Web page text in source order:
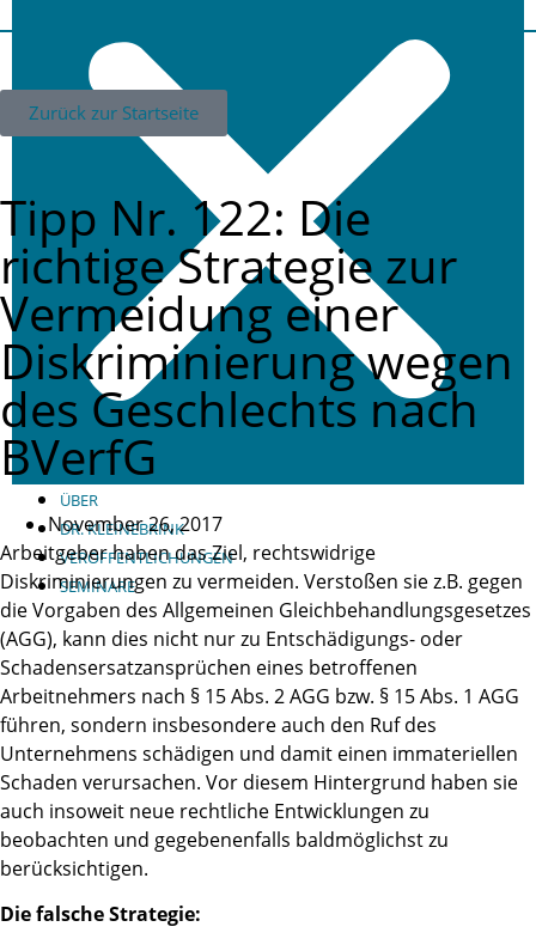
ÜBER
DR. KLEINEBRINK
VERÖFFENTLICHUNGEN
SEMINARE
Zurück zur Startseite
Tipp Nr. 122: Die
richtige Strategie zur
Vermeidung einer
Diskriminierung wegen
des Geschlechts nach
BVerfG
November 26, 2017
Arbeitgeber haben das Ziel, rechtswidrige
Diskriminierungen zu vermeiden. Verstoßen sie z.B. gegen
die Vorgaben des Allgemeinen Gleichbehandlungsgesetzes
(AGG), kann dies nicht nur zu Entschädigungs- oder
Schadensersatzansprüchen eines betroffenen
Arbeitnehmers nach § 15 Abs. 2 AGG bzw. § 15 Abs. 1 AGG
führen, sondern insbesondere auch den Ruf des
Unternehmens schädigen und damit einen immateriellen
Schaden verursachen. Vor diesem Hintergrund haben sie
auch insoweit neue rechtliche Entwicklungen zu
beobachten und gegebenenfalls baldmöglichst zu
berücksichtigen.
Die falsche Strategie: